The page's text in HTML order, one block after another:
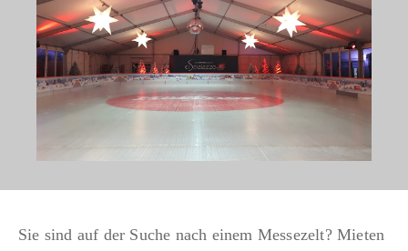
Sie sind auf der Suche nach einem Messezelt? Mieten